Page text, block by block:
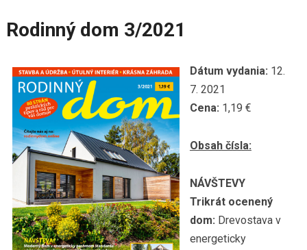
Rodinný dom 3/2021
Dátum vydania: 12.
7. 2021
Cena: 1,19 €
Obsah čísla:
NÁVŠTEVY
Trikrát ocenený
dom: Drevostava v
energeticky